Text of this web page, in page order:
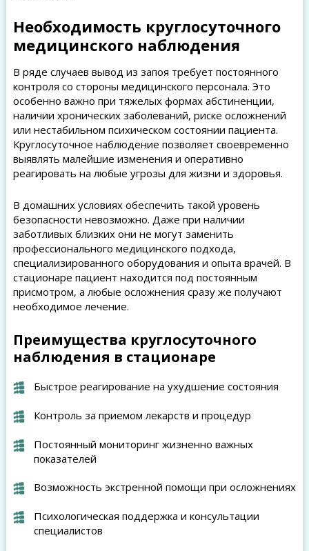
Необходимость круглосуточного
медицинского наблюдения
В ряде случаев вывод из запоя требует постоянного
контроля со стороны медицинского персонала. Это
особенно важно при тяжелых формах абстиненции,
наличии хронических заболеваний, риске осложнений
или нестабильном психическом состоянии пациента.
Круглосуточное наблюдение позволяет своевременно
выявлять малейшие изменения и оперативно
реагировать на любые угрозы для жизни и здоровья.
В домашних условиях обеспечить такой уровень
безопасности невозможно. Даже при наличии
заботливых близких они не могут заменить
профессионального медицинского подхода,
специализированного оборудования и опыта врачей. В
стационаре пациент находится под постоянным
присмотром, а любые осложнения сразу же получают
необходимое лечение.
Преимущества круглосуточного
наблюдения в стационаре
Быстрое реагирование на ухудшение состояния
Контроль за приемом лекарств и процедур
Постоянный мониторинг жизненно важных
показателей
Возможность экстренной помощи при осложнениях
Психологическая поддержка и консультации
специалистов